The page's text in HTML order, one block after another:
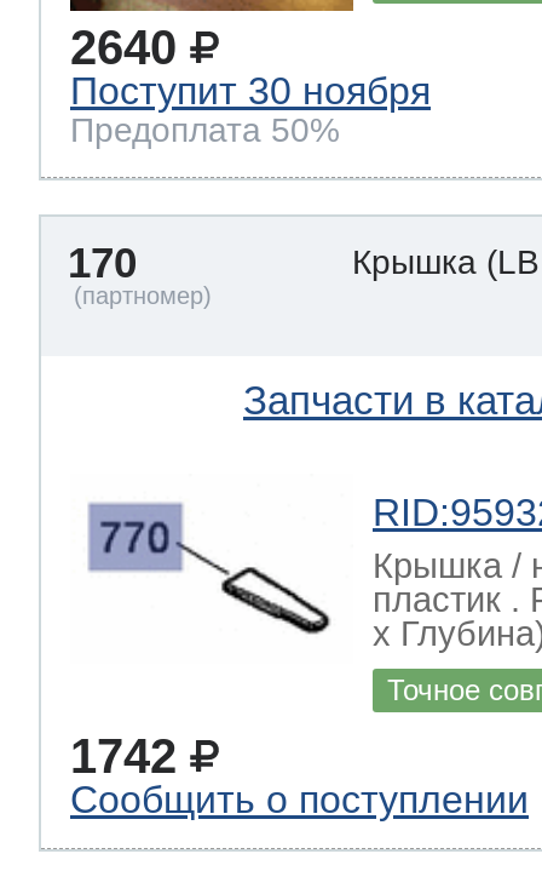
2640
Поступит 30 ноября
Предоплата 50%
170 Крышка
Запчасти в
Крышка /
пластик
х
Точное
1742
Сообщить о поступлении